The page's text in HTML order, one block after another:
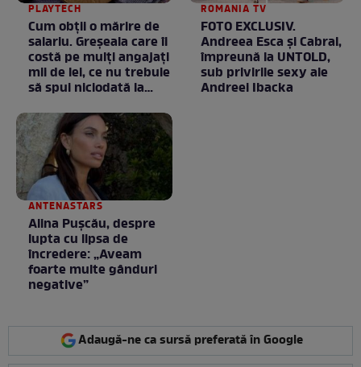
PLAYTECH
Cum obții o mărire de
salariu. Greșeala care îi
costă pe mulți angajați
mii de lei, ce nu trebuie
să spui niciodată la
ROMANIA TV
FOTO EXCLUSIV.
Andreea Esca şi Cabral,
împreună la UNTOLD,
sub privirile sexy ale
Andreei Ibacka
ANTENASTARS
Alina Pușcău, despre
lupta cu lipsa de
încredere: „Aveam
foarte multe gânduri
negative”
Adaugă-ne ca sursă preferată în Google